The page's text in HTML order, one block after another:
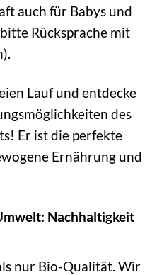
auch für Babys und
Rücksprache mit
Lauf und entdecke
des
Er ist die perfekte
Ernährung und
Nachhaltigkeit
nur Bio-Qualität. Wir